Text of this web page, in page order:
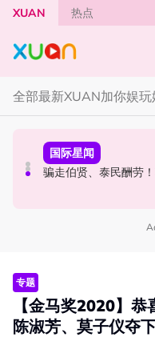
Skip to main content
XUAN 热点
全部最新XUAN加你娱玩
节庆
知多点｜农历七月鬼
国际星闻
骗走伯贤、泰民酬劳
本地星闻
张孝全、贾静雯现身
专题
【金马奖2020】
陈淑芳、莫子仪夺下